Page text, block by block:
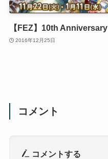
【FEZ】10th Anniversary
2016年12月25日
コメント
コメントする